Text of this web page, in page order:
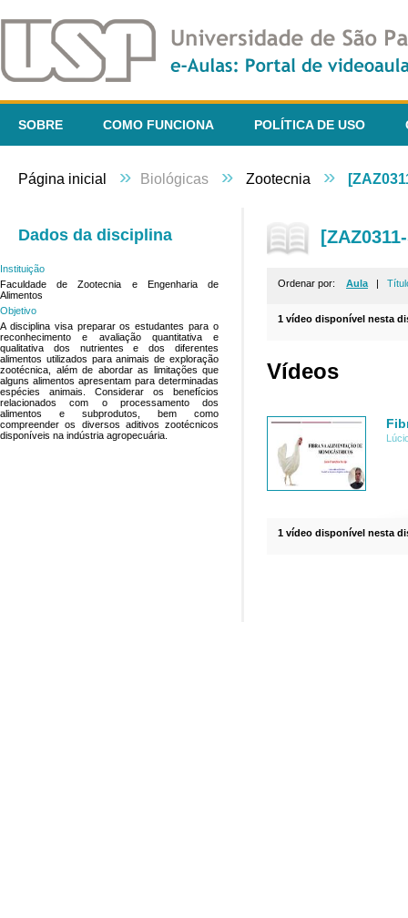
SOBRE COMO FUNCIONA POLÍTICA DE USO
Página inicial » Biológicas » Zootecnia »
Dados da disciplina
Instituição
Faculdade de Zootecnia e Engenharia de
Alimentos
Objetivo
A disciplina visa preparar os estudantes para o
reconhecimento e avaliação quantitativa e
qualitativa dos nutrientes e dos diferentes
alimentos utilizados para animais de exploração
zootécnica, além de abordar as limitações que
alguns alimentos apresentam para determinadas
espécies animais. Considerar os benefícios
relacionados com o processamento dos
alimentos e subprodutos, bem como
compreender os diversos aditivos zootécnicos
disponíveis na indústria agropecuária.
Ordenar por: Aula |
1 vídeo disponível nesta
Vídeos
1 vídeo disponível nesta